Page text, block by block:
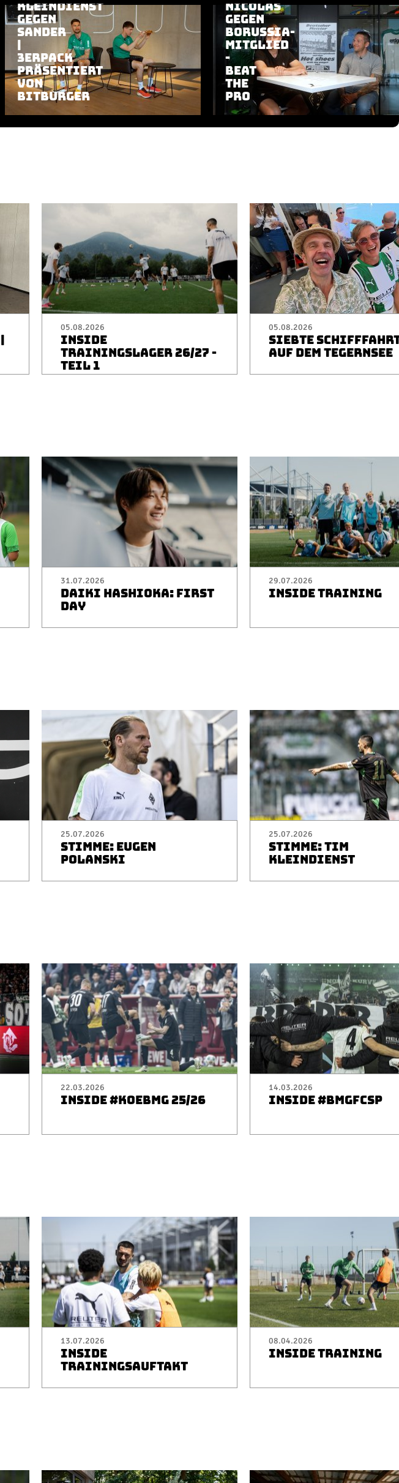
KLEINDIENST
GEGEN
SANDER
3ERPACK
PRÄSENTIERT
VON
BITBURGER
NICOLAS
GEGEN
BORUSSIA-
MITGLIED
-
BEAT
THE
PRO
05.08.2026
INSIDE
TRAININGSLAGER 26/27 -
TEIL 1
05.08.2026
SIEBTE
AUF DEM TEGERNSEE
31.07.2026
DAIKI HASHIOKA: FIRST
DAY
29.07.2026
INSIDE TRAINING
25.07.2026
STIMME: EUGEN
POLANSKI
25.07.2026
STIMME: TIM
KLEINDIENST
22.03.2026
INSIDE #KOEBMG 25/26
14.03.2026
INSIDE #BMGFCSP
13.07.2026
INSIDE
TRAININGSAUFTAKT
08.04.2026
INSIDE TRAINING